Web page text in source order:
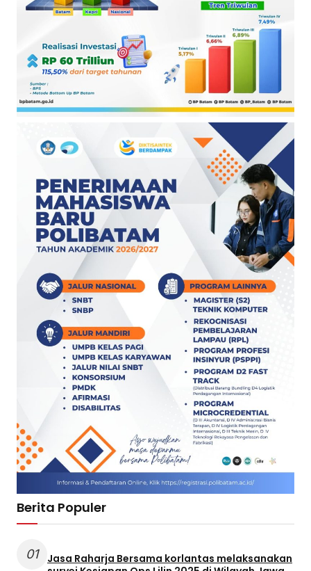
Berita Populer
01
Jasa Raharja Bersama korlantas melaksanakan